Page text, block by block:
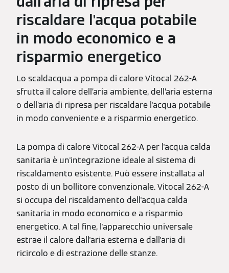
riscaldare l'acqua potabile
in modo economico e a
risparmio energetico
Lo scaldacqua a pompa di calore Vitocal 262-A
sfrutta il calore dell’aria ambiente, dell’aria esterna
o dell’aria di ripresa per riscaldare l'acqua potabile
in modo conveniente e a risparmio energetico.
La pompa di calore Vitocal 262-A per l'acqua calda
sanitaria è un'integrazione ideale al sistema di
riscaldamento esistente. Può essere installata al
posto di un bollitore convenzionale. Vitocal 262-A
si occupa del riscaldamento dell'acqua calda
sanitaria in modo economico e a risparmio
energetico. A tal fine, l'apparecchio universale
estrae il calore dall'aria esterna e dall'aria di
ricircolo e di estrazione delle stanze.